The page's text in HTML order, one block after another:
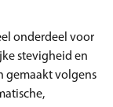
onderdeel voor
stevigheid en
gemaakt volgens